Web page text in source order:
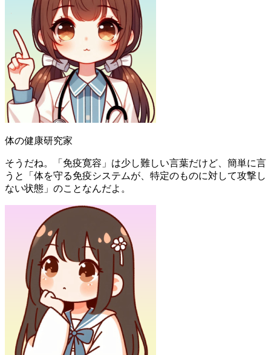
体の健康研究家
そうだね。「免疫寛容」は少し難しい言葉だけど、簡単に言
うと「体を守る免疫システムが、特定のものに対して攻撃し
ない状態」のことなんだよ。